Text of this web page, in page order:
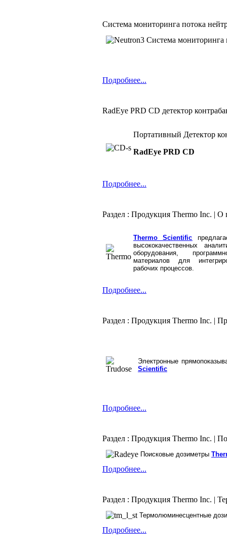
Система мониторинга потока
Система мониторинга
Подробнее...
RadEye PRD CD детектор
Портативный Детектор
RadEye PRD CD
Подробнее...
Раздел : Продукция Thermo Inc. | О
Thermo Scientific
высококачественных
оборудования,
материалов для
рабочих процессов.
Подробнее...
Раздел : Продукция Thermo Inc. |
Электронные
Scientific
Подробнее...
Раздел : Продукция Thermo Inc. |
Поисковые дозиметры
Подробнее...
Раздел : Продукция Thermo Inc. |
Термолюминесцентные
Подробнее...